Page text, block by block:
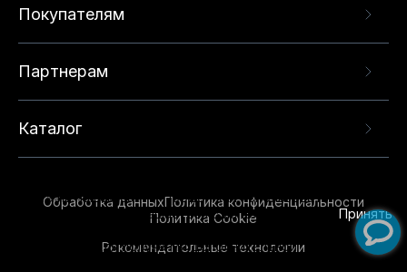
Покупателям
Партнерам
Каталог
Обработка данныхПолитика конфиденциальности
Политика Cookie
Рекомендательные технологии
опыта на нашем сайте. Продолжая использовать
данный сайт, вы соглашаетесь с использованием
технологий. Для получения дополнительной
Принять